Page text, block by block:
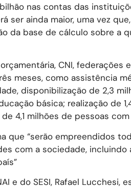
nas contas das
ser ainda maior, uma vez
da base de cálculo sobre a
CNI, federações
meses, como assistência
disponibilização de 2,3
básica; realização de
4,1 milhões de pessoas
que “serão empreendidos
com a sociedade,
e do SESI, Rafael